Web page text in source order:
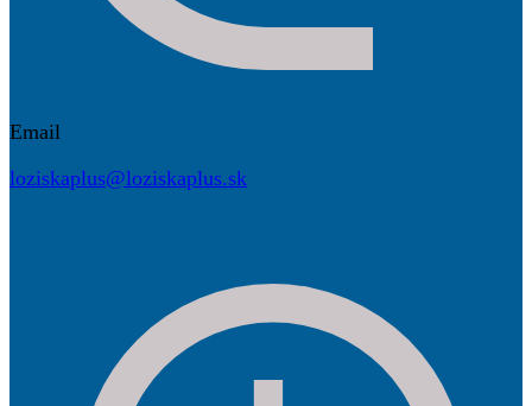
Email
loziskaplus@loziskaplus.sk